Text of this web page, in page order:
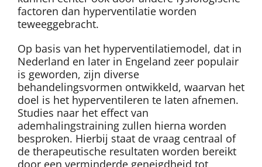
factoren dan hyperventilatie worden
teweeggebracht.
Op basis van het hyperventilatiemodel, dat in
Nederland en later in Engeland zeer populair
is geworden, zijn diverse
behandelingsvormen ontwikkeld, waarvan het
doel is het hyperventileren te laten afnemen.
Studies naar het effect van
ademhalingstraining zullen hierna worden
besproken. Hierbij staat de vraag centraal of
de therapeutische resultaten worden bereikt
door een verminderde geneigdheid tot